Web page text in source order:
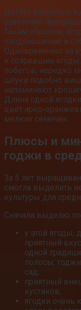
Цветут взрослые
(цветение
Таким образом,
плодоношение и
Одновременно на
и созревшие
побегов, нередко
штуки подобно
напоминают
Длина одной
цвет ярко-
мелких семечек.
Плюсы и
годжи в
За 5 лет
смогла выделить
культуры для
Сначала выделю
у этой ягоды,
приятный
одной
полосы;
сад;
приятный
кустиков;
ягодки очень